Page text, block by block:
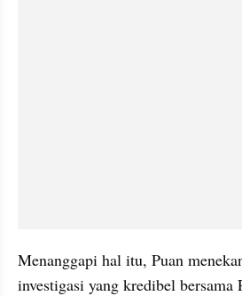
Menanggapi hal itu, Puan
investigasi yang kredibel bersama